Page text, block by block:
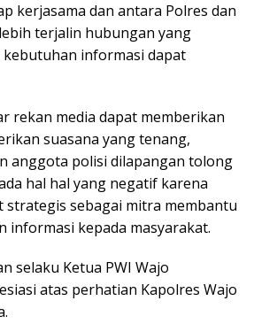
kerjasama dan antara Polres dan
terjalin hubungan yang
informasi dapat
rekan media dapat memberikan
suasana yang tenang,
anggota polisi dilapangan tolong
hal hal yang negatif karena
strategis sebagai mitra membantu
informasi kepada masyarakat.
selaku Ketua PWI Wajo
atas perhatian Kapolres Wajo